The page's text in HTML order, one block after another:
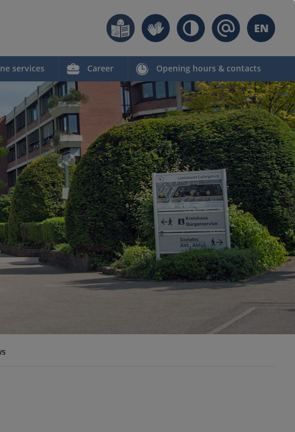
EN
services Career Opening hours & contacts